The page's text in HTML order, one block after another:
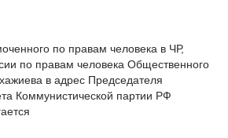
по правам человека в ЧР,
по правам человека Общественного
в адрес Председателя
Коммунистической партии РФ